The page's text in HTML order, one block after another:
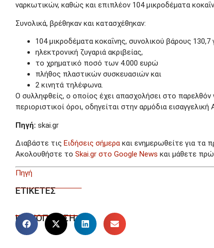
ναρκωτικών, καθώς και επιπλέον 104 μικροδέματα
Συνολικά, βρέθηκαν και κατασχέθηκαν:
104 μικροδέματα κοκαΐνης, συνολικού βάρους 130,7
ηλεκτρονική ζυγαριά ακριβείας,
το χρηματικό ποσό των 4.000 ευρώ
πλήθος πλαστικών συσκευασιών και
2 κινητά τηλέφωνα.
Ο συλληφθείς, ο οποίος έχει απασχολήσει στο παρελθόν
περιοριστικοί όροι, οδηγείται στην αρμόδια εισαγγελική
Πηγή: skai.gr
Διαβάστε τις Ειδήσεις σήμερακαι ενημερωθείτε για τα
Ακολουθήστε το Skai.gr στο Google News και μάθετε
Πηγή
ΕΤΙΚΕΤΕΣ
ΚΟΙΝΟΠΟΙΗΣΗ